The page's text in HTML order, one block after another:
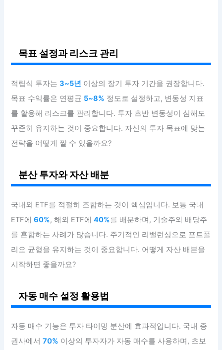
목표 설정과 리스크 관리
적립식 투자는3~5년 이상의 장기 투자 기간을 권장합니다.
목표 수익률은 연평균 5~8% 정도로 설정하고, 변동성 지표
를 활용해 리스크를 관리합니다. 투자 초반 변동성이 심해도
꾸준히 유지하는 것이 중요합니다. 자신의 투자 목표에 맞는
전략을 어떻게 짤 수 있을까요?
분산 투자와 자산 배분
국내외 ETF를 적절히 조합하는 것이 핵심입니다. 보통 국내
ETF에60%, 해외 ETF에40%를 배분하며, 기술주와 배당주
를 혼합하는 사례가 많습니다. 주기적인 리밸런싱으로 포트폴
리오 균형을 유지하는 것이 중요합니다. 어떻게 자산 배분을
시작하면 좋을까요?
자동 매수 설정 활용법
자동 매수 기능은 투자 타이밍 분산에 효과적입니다. 국내 증
권사에서70% 이상의 투자자가 자동 매수를 사용하며, 초보